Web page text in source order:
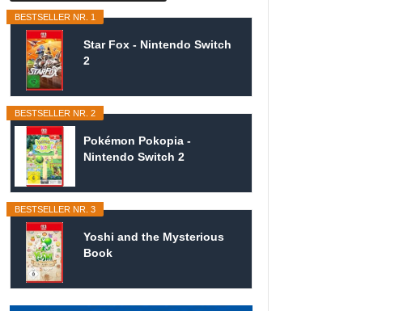
BESTSELLER NR. 1
Star Fox - Nintendo Switch
2
BESTSELLER NR. 2
Pokémon Pokopia -
Nintendo Switch 2
BESTSELLER NR. 3
Yoshi and the Mysterious
Book